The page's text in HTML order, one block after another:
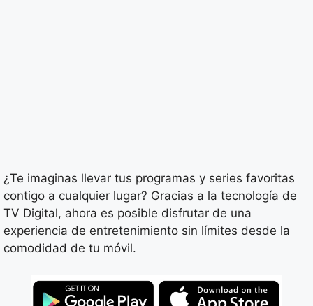
¿Te imaginas llevar tus programas y series favoritas
contigo a cualquier lugar? Gracias a la tecnología de
TV Digital, ahora es posible disfrutar de una
experiencia de entretenimiento sin límites desde la
comodidad de tu móvil.